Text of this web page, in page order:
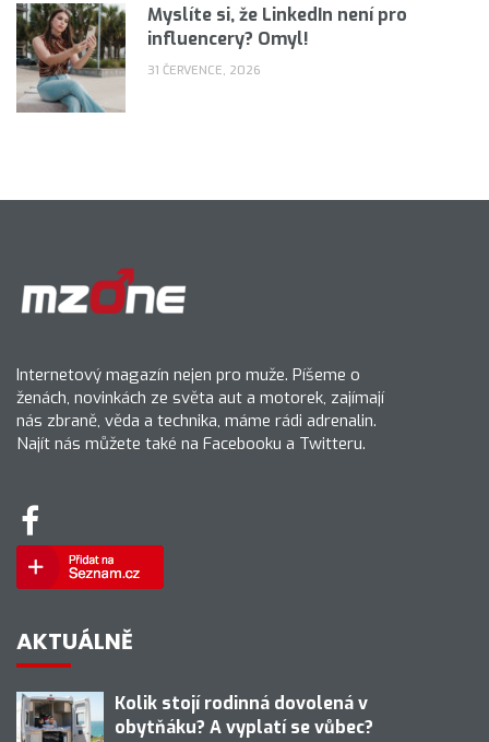
Myslíte si, že LinkedIn není pro
influencery? Omyl!
31 ČERVENCE, 2026
Internetový magazín nejen pro muže. Píšeme o
ženách, novinkách ze světa aut a motorek, zajímají
nás zbraně, věda a technika, máme rádi adrenalin.
Najít nás můžete také na Facebooku a Twitteru.
AKTUÁLNĚ
Kolik stojí rodinná dovolená v
obytňáku? A vyplatí se vůbec?